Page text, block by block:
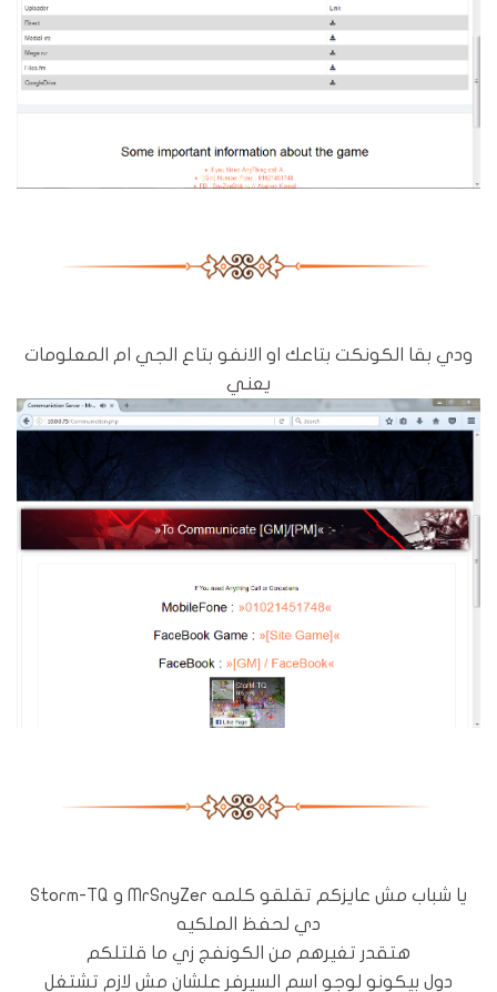
ودي بقا الكونكت بتاعك او الانفو بتاع الجي ام المعلومات
يعني
يا شباب مش عايزكم تقلقو كلمه MrSnyZer و Storm-TQ
دي لحفظ الملكيه
هتقدر تغيرهم من الكونفج زي ما قلتلكم
دول بيكونو لوجو اسم السيرفر علشان مش لازم تشتغل